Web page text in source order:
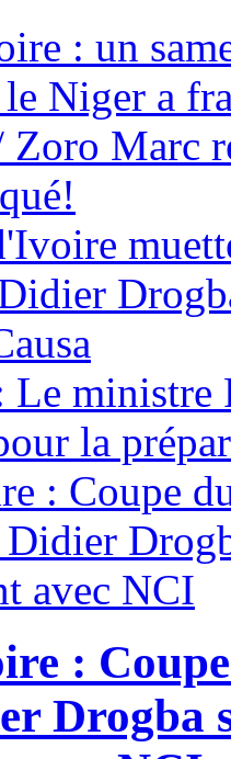
: un
Niger a
Marc
Le ministre
la
:
Drogba